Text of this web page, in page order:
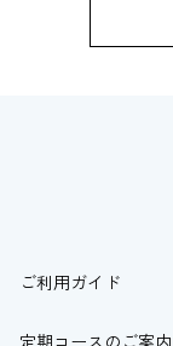
ご利用ガイド
定期コースのご案内